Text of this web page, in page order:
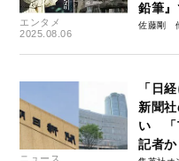
エンタメ
2025.08.06
鉛筆
佐藤剛
ニュース
「日
新聞
い 「
記者